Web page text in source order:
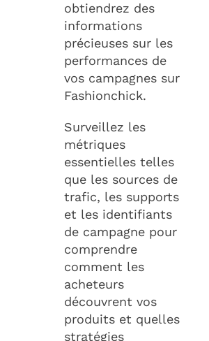
obtiendrez des
informations
précieuses sur les
performances de
vos campagnes sur
Fashionchick.
Surveillez les
métriques
essentielles telles
que les sources de
trafic, les supports
et les identifiants
de campagne pour
comprendre
comment les
acheteurs
découvrent vos
produits et quelles
stratégies